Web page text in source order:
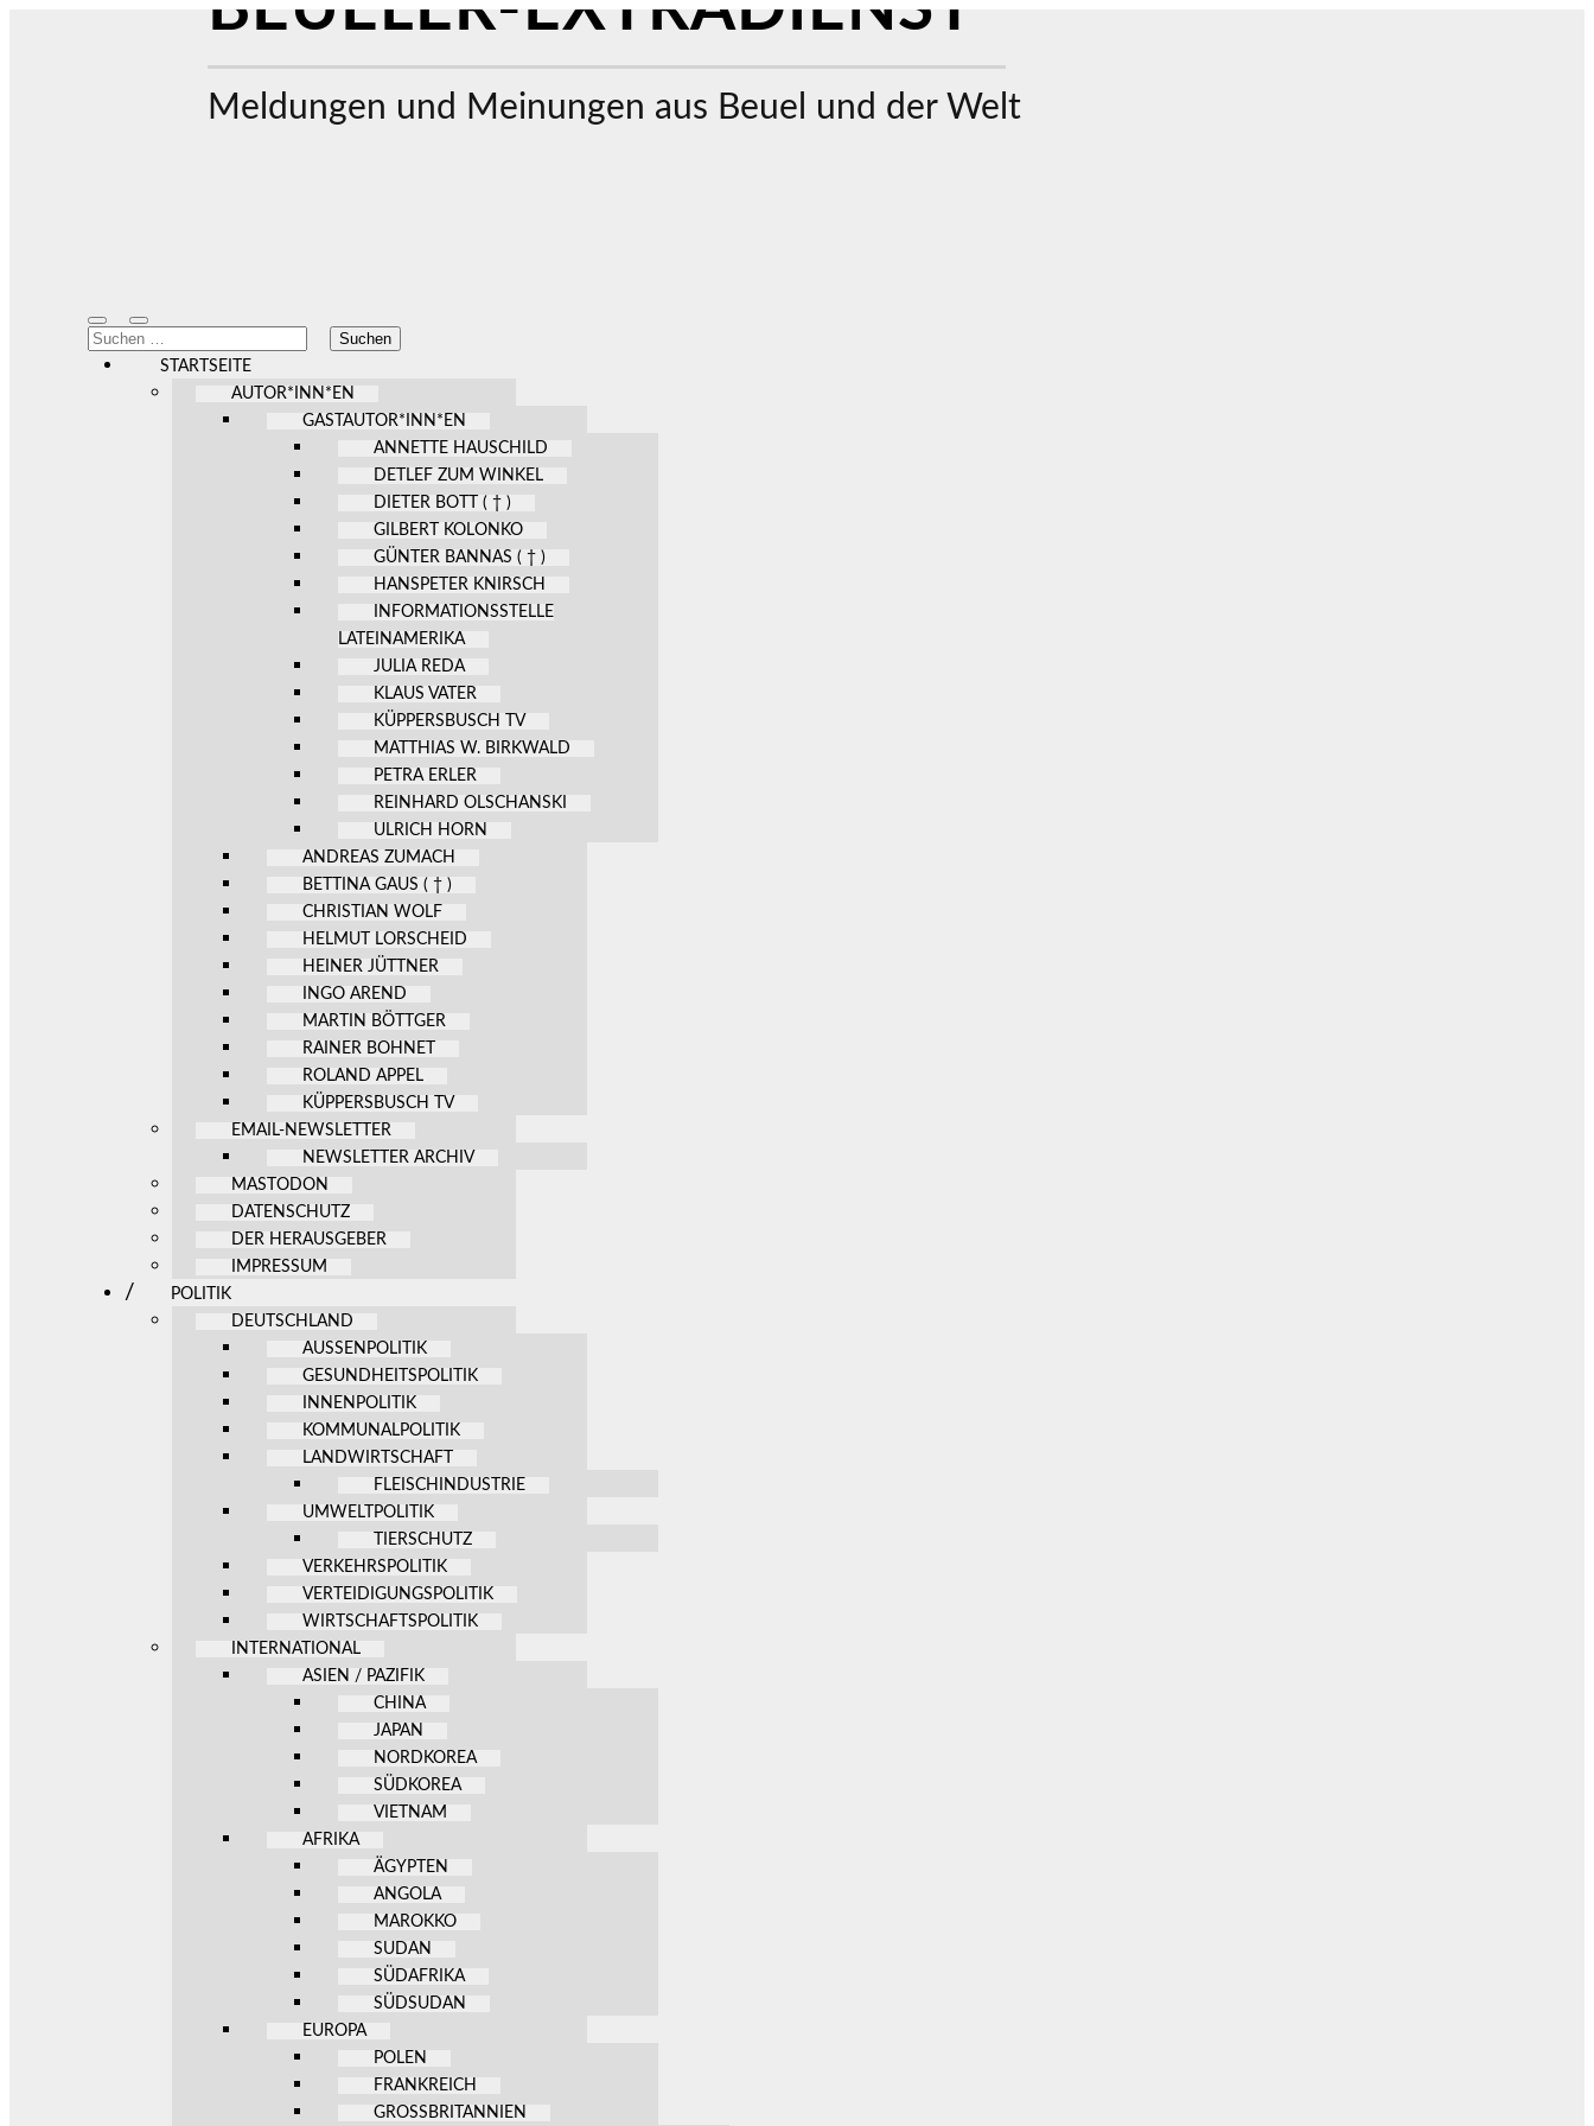
Meldungen und Meinungen aus Beuel und der Welt
Mobile-
Menü
ein-/ausblenden
Suchfeld
ein-/ausblenden
Suchen
nach:
STARTSEITE
AUTOR*INN*EN
GASTAUTOR*INN*EN
ANNETTE HAUSCHILD
DETLEF ZUM WINKEL
DIETER BOTT ( † )
GILBERT KOLONKO
GÜNTER BANNAS ( † )
HANSPETER KNIRSCH
INFORMATIONSSTELLE
LATEINAMERIKA
JULIA REDA
KLAUS VATER
KÜPPERSBUSCH TV
MATTHIAS W. BIRKWALD
PETRA ERLER
REINHARD OLSCHANSKI
ULRICH HORN
ANDREAS ZUMACH
BETTINA GAUS ( † )
CHRISTIAN WOLF
HELMUT LORSCHEID
HEINER JÜTTNER
INGO AREND
MARTIN BÖTTGER
RAINER BOHNET
ROLAND APPEL
KÜPPERSBUSCH TV
EMAIL-NEWSLETTER
NEWSLETTER ARCHIV
MASTODON
DATENSCHUTZ
DER HERAUSGEBER
IMPRESSUM
POLITIK
DEUTSCHLAND
AUSSENPOLITIK
GESUNDHEITSPOLITIK
INNENPOLITIK
KOMMUNALPOLITIK
LANDWIRTSCHAFT
FLEISCHINDUSTRIE
UMWELTPOLITIK
TIERSCHUTZ
VERKEHRSPOLITIK
VERTEIDIGUNGSPOLITIK
WIRTSCHAFTSPOLITIK
INTERNATIONAL
ASIEN / PAZIFIK
CHINA
JAPAN
NORDKOREA
SÜDKOREA
VIETNAM
AFRIKA
ÄGYPTEN
ANGOLA
MAROKKO
SUDAN
SÜDAFRIKA
SÜDSUDAN
EUROPA
POLEN
FRANKREICH
GROSSBRITANNIEN